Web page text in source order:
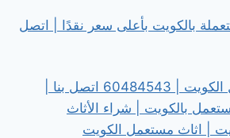
بالكويت بأعلى سعر نقدًا | اتصل
شراء اثاث مستعمل الكويت | 60484543 اتصل بنا |
بالكويت | شراء الأثاث
| اثاث مستعمل الكويت